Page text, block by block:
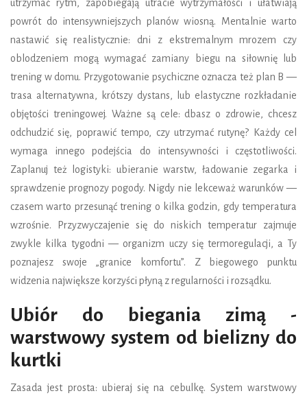
utrzymać rytm, zapobiegają utracie wytrzymałości i ułatwiają
powrót do intensywniejszych planów wiosną. Mentalnie warto
nastawić się realistycznie: dni z ekstremalnym mrozem czy
oblodzeniem mogą wymagać zamiany biegu na siłownię lub
trening w domu. Przygotowanie psychiczne oznacza też plan B —
trasa alternatywna, krótszy dystans, lub elastyczne rozkładanie
objętości treningowej. Ważne są cele: dbasz o zdrowie, chcesz
odchudzić się, poprawić tempo, czy utrzymać rutynę? Każdy cel
wymaga innego podejścia do intensywności i częstotliwości.
Zaplanuj też logistyki: ubieranie warstw, ładowanie zegarka i
sprawdzenie prognozy pogody. Nigdy nie lekceważ warunków —
czasem warto przesunąć trening o kilka godzin, gdy temperatura
wzrośnie. Przyzwyczajenie się do niskich temperatur zajmuje
zwykle kilka tygodni — organizm uczy się termoregulacji, a Ty
poznajesz swoje „granice komfortu”. Z biegowego punktu
widzenia największe korzyści płyną z regularności i rozsądku.
Ubiór do biegania zimą -
warstwowy system od bielizny do
kurtki
Zasada jest prosta: ubieraj się na cebulkę. System warstwowy